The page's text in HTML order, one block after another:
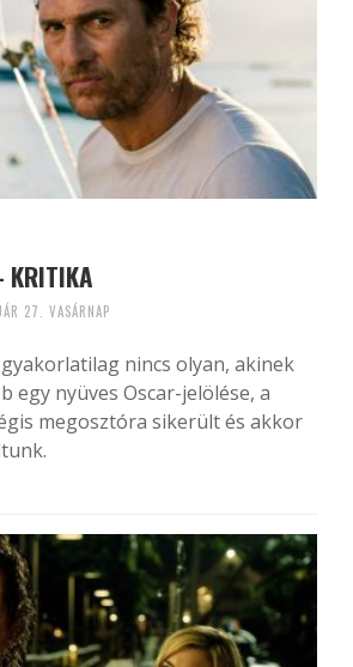
KRITIKA
27. VASÁRNAP
nincs olyan, akinek
egy nyüves Oscar-jelölése, a
megosztóra sikerült és akkor